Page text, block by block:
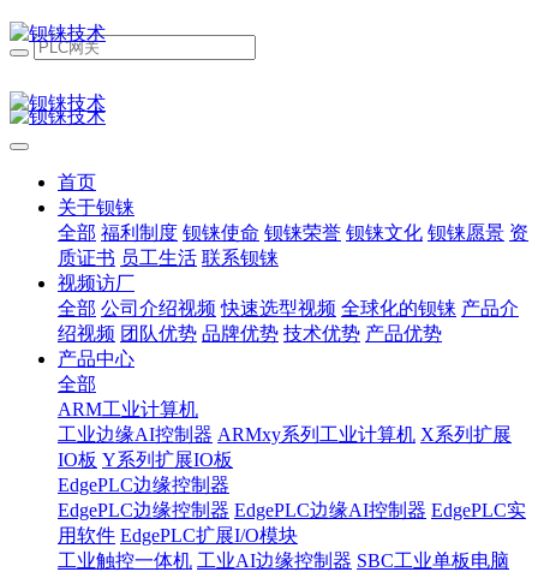
首页
关于钡铼
全部 福利制度 钡铼使命 钡铼荣誉 钡铼文化 钡铼愿景 资
质证书 员工生活 联系钡铼
视频访厂
全部 公司介绍视频 快速选型视频 全球化的钡铼 产品介
绍视频 团队优势 品牌优势 技术优势 产品优势
产品中心
全部
ARM工业计算机
工业边缘AI控制器 ARMxy系列工业计算机 X系列扩展
IO板 Y系列扩展IO板
EdgePLC边缘控制器
EdgePLC边缘控制器 EdgePLC边缘AI控制器 EdgePLC实
用软件 EdgePLC扩展I/O模块
工业触控一体机 工业AI边缘控制器 SBC工业单板电脑